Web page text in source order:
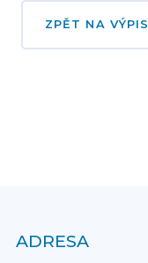
ZPĚT NA VÝPIS
ADRESA